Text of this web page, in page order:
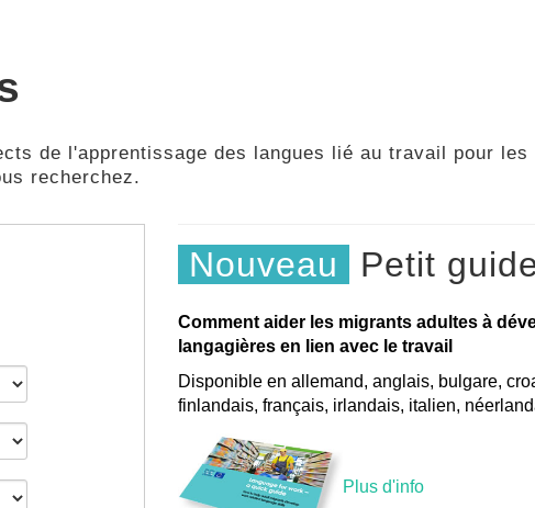
de l'apprentissage des langues lié au travail pour
recherchez.
Nouveau Petit
Comment aider les migrants adultes à
langagières en lien avec le travail
Disponible en allemand, anglais, bulgare,
finlandais, français, irlandais, italien,
Plus d'info